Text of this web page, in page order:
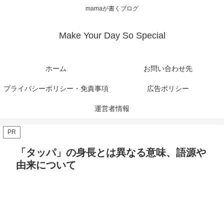
mamaが書くブログ
Make Your Day So Special
ホーム お問い合わせ先
プライバシーポリシー・免責事項 広告ポリシー
運営者情報
PR
「タッパ」の身長とは異なる意味、語源や
由来について